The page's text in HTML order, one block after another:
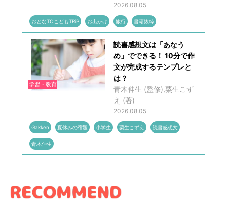
2026.08.05
おとなTOこどもTRiP お出かけ 旅行 書籍抜粋
学習・教育
読書感想文は「あなう
め」でできる！ 10分で作
文が完成するテンプレと
は？
青木伸生 (監修),粟生こず
え (著)
2026.08.05
Gakken 夏休みの宿題 小学生 粟生こずえ 読書感想文
青木伸生